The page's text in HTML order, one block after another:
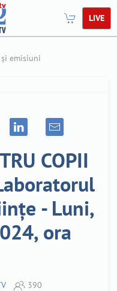
LIVE
și emisiuni
COPII
- Luni,
ora
390